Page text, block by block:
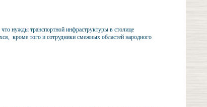
нужды транспортной инфраструктуры в столице
кроме того и сотрудники смежных областей народного